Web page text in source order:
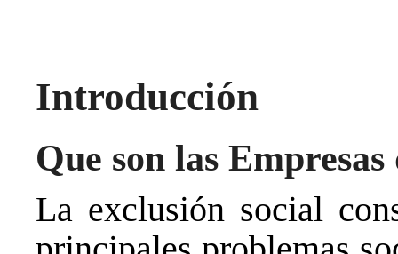
Introducción
Que son las
La exclusión social